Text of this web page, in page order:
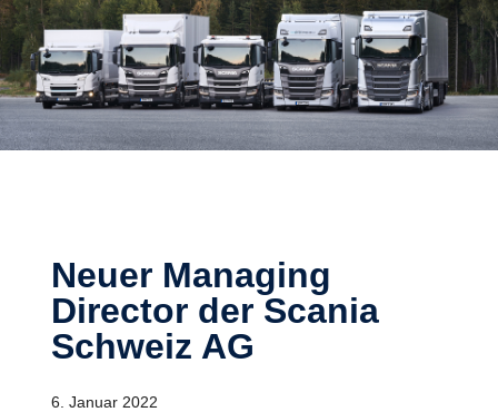
Neuer Managing
Director der Scania
Schweiz AG
6. Januar 2022